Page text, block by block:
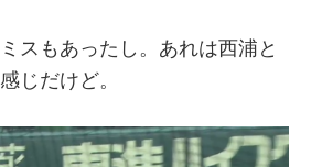
スもあったし。あれは西浦と
じだけど。